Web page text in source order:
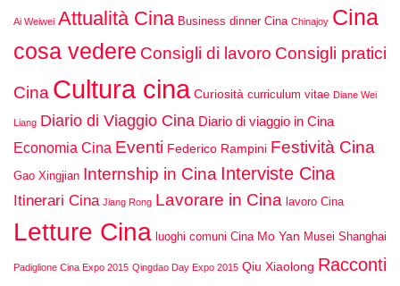
Ai Weiwei Attualità Cina Business dinner Cina Chinajoy Cina
cosa vedere Consigli di lavoro Consigli pratici
Cina Cultura cina Curiosità curriculum vitae Diane Wei
Liang Diario di Viaggio Cina Diario di viaggio in Cina
Economia Cina Eventi Federico Rampini Festività Cina
Gao Xingjian Internship in Cina Interviste Cina
Itinerari Cina Jiang Rong Lavorare in Cina lavoro Cina
Letture Cina luoghi comuni Cina Mo Yan Musei Shanghai
Padiglione Cina Expo 2015 Qingdao Day Expo 2015 Qiu Xiaolong Racconti